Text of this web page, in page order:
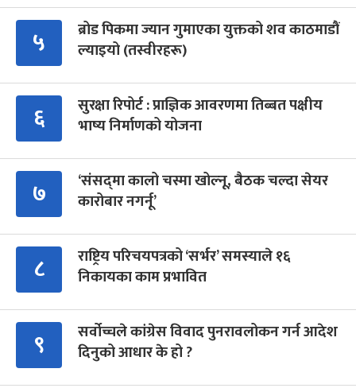
५
ब्रोड पिकमा ज्यान गुमाएका युक्तको शव काठमाडौं
ल्याइयो (तस्वीरहरू)
६
सुरक्षा रिपोर्ट : प्राज्ञिक आवरणमा तिब्बत पक्षीय
भाष्य निर्माणको योजना
७
‘संसद्‍मा कालो चस्मा खोल्नू, बैठक चल्दा सेयर
कारोबार नगर्नू’
८
राष्ट्रिय परिचयपत्रको ‘सर्भर’ समस्याले १६
निकायका काम प्रभावित
९
सर्वोच्चले कांग्रेस विवाद पुनरावलोकन गर्न आदेश
दिनुको आधार के हो ?